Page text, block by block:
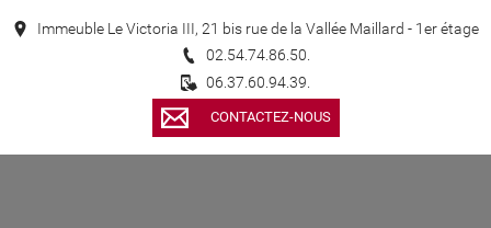
Immeuble Le Victoria III, 21 bis rue de la Vallée Maillard - 1er étage
02.54.74.86.50.
06.37.60.94.39.
CONTACTEZ-NOUS